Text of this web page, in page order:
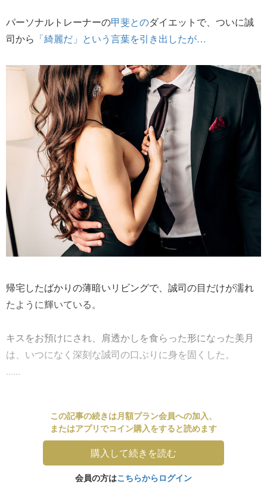
パーソナルトレーナーの甲斐とのダイエットで、ついに誠
司から 「綺麗だ」という言葉を引き出したが…
帰宅したばかりの薄暗いリビングで、誠司の目だけが濡れ
たように輝いている。
キスをお預けにされ、肩透かしを食らった形になった美月
は、いつになく深刻な誠司の口ぶりに身を固くした。
......
この記事の続きは月額プラン会員への加入、
またはアプリでコイン購入をすると読めます
購入して続きを読む
会員の方はこちらからログイン